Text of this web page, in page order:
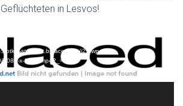
in Lesvos!
otkm-stuttgart.bplaced.net/j25/wp-
x-1080.mp4?_=1